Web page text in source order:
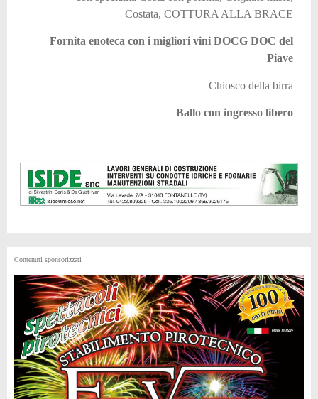
Costata, COTTURA ALLA BRACE
Fornita enoteca con i migliori vini DOCG DOC del
Piave
Chiosco della birra
Ballo con ingresso libero
Contenuti sponsorizzati